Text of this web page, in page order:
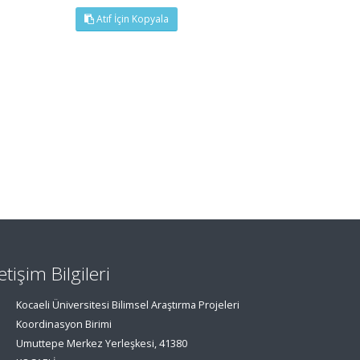
Atıf İçin Kopyala
Bilgileri
Kocaeli Üniversitesi Bilimsel Araştırma Projeleri
Koordinasyon Birimi
Umuttepe Merkez Yerleşkesi, 41380